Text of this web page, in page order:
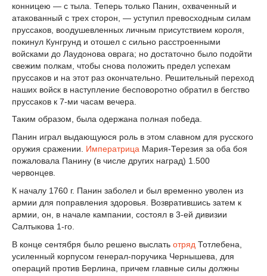
конницею — с тыла. Теперь только Панин, охваченный и
атакованный с трех сторон, — уступил превосходным силам
пруссаков, воодушевленных личным присутствием короля,
покинул Кунгрунд и отошел с сильно расстроенными
войсками до Лаудонова оврага; но достаточно было подойти
свежим полкам, чтобы снова положить предел успехам
пруссаков и на этот раз окончательно. Решительный переход
наших войск в наступление бесповоротно обратил в бегство
пруссаков к 7-ми часам вечера.
Таким образом, была одержана полная победа.
Панин играл выдающуюся роль в этом славном для русского
оружия сражении. Императрица Мария-Терезия за оба боя
пожаловала Панину (в числе других наград) 1.500
червонцев.
К началу 1760 г. Панин заболел и был временно уволен из
армии для поправления здоровья. Возвратившись затем к
армии, он, в начале кампании, состоял в 3-ей дивизии
Салтыкова 1-го.
В конце сентября было решено выслать отряд Тотлебена,
усиленный корпусом генерал-поручика Чернышева, для
операций против Берлина, причем главные силы должны